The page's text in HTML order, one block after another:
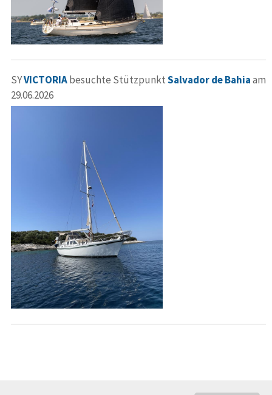
SYVICTORIAbesuchte StützpunktSalvador de Bahiaam
29.06.2026